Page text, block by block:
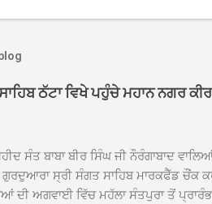
ਠੱਟਾ ਵਿਖੇ ਪਹੁੰਚੇ ਮਹਾਨ ਨਗਰ
ਸੰਤ ਬਾਬਾ ਬੀਰ ਸਿੰਘ ਜੀ ਨੌਰੰਗਾਬਾਦ
ਸ੍ਰੀ ਸੰਗਤ ਸਾਹਿਬ ਮਾਰਕਫੈੱਡ ਚੌਂਕ
ਦੀ ਅਗਵਾਈ ਵਿੱਚ ਮਹੱਲਾ ਸੰਤਪੁਰਾ ਤੋਂ